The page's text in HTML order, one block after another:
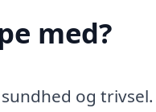
med?
og trivsel.